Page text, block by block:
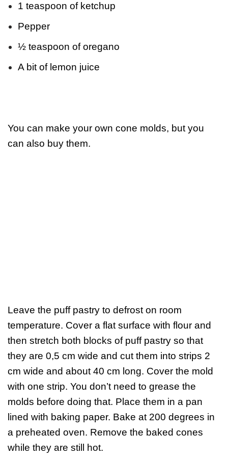
1 teaspoon of ketchup
Pepper
½ teaspoon of oregano
A bit of lemon juice
You can make your own cone molds, but you
can also buy them.
Leave the puff pastry to defrost on room
temperature. Cover a flat surface with flour and
then stretch both blocks of puff pastry so that
they are 0,5 cm wide and cut them into strips 2
cm wide and about 40 cm long. Cover the mold
with one strip. You don’t need to grease the
molds before doing that. Place them in a pan
lined with baking paper. Bake at 200 degrees in
a preheated oven. Remove the baked cones
while they are still hot.